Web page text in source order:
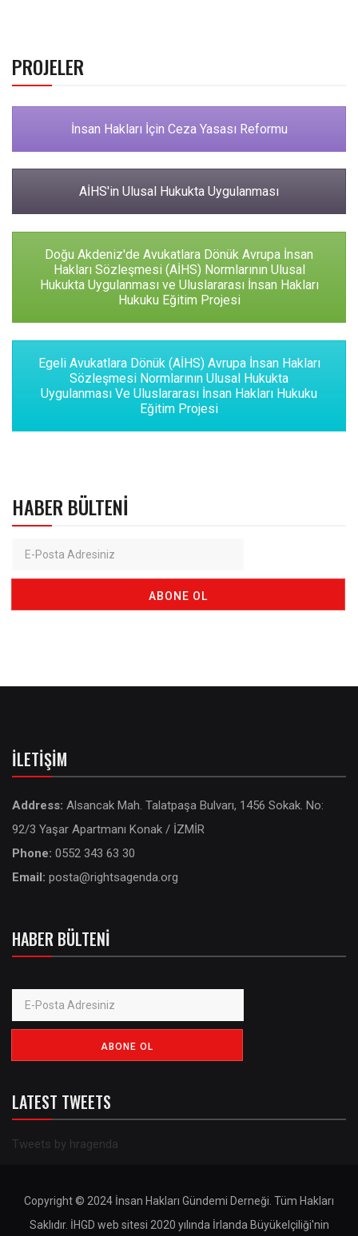
PROJELER
İnsan Hakları İçin Ceza Yasası Reformu
AİHS'in Ulusal Hukukta Uygulanması
Doğu Akdeniz'de Avukatlara Dönük Avrupa İnsan
Hakları Sözleşmesi (AİHS) Normlarının Ulusal
Hukukta Uygulanması ve Uluslararası İnsan Hakları
Hukuku Eğitim Projesi
Egeli Avukatlara Dönük (AİHS) Avrupa İnsan Hakları
Sözleşmesi Normlarının Ulusal Hukukta
Uygulanması Ve Uluslararası İnsan Hakları Hukuku
Eğitim Projesi
HABER BÜLTENI
İLETIŞIM
Address: Alsancak Mah. Talatpaşa Bulvarı, 1456 Sokak. No:
92/3 Yaşar Apartmanı Konak / İZMİR
Phone: 0552 343 63 30
Email: posta@rightsagenda.org
HABER BÜLTENI
LATEST TWEETS
Tweets by hragenda
Copyright © 2024 İnsan Hakları Gündemi Derneği. Tüm Hakları
Saklıdır. İHGD web sitesi 2020 yılında İrlanda Büyükelçiliği'nin